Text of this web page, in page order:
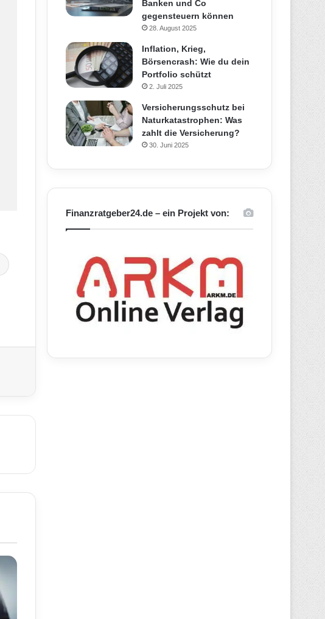
Banken und Co
gegensteuern können
28. August 2025
Inflation, Krieg,
Börsencrash: Wie du dein
Portfolio schützt
2. Juli 2025
Versicherungsschutz bei
Naturkatastrophen: Was
zahlt die Versicherung?
30. Juni 2025
Finanzratgeber24.de – ein Projekt von: